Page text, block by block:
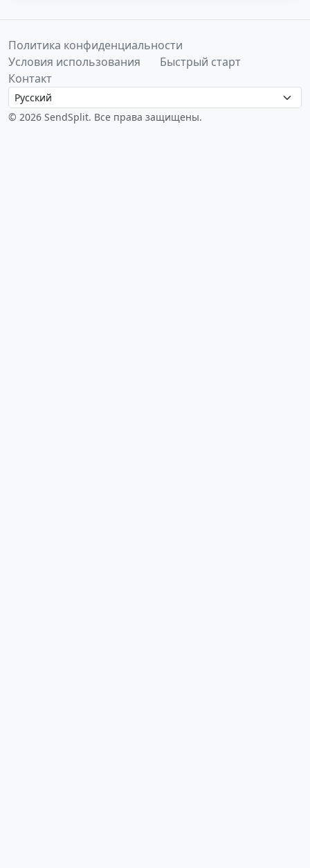
Политика конфиденциальности
Условия использования
Быстрый старт
Контакт
Language
© 2026 SendSplit. Все права защищены.